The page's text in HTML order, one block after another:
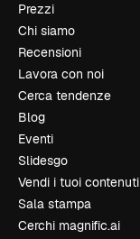
Prezzi
Chi siamo
Recensioni
Lavora con noi
Cerca tendenze
Blog
Eventi
Slidesgo
Vendi i tuoi contenuti
Sala stampa
Cerchi magnific.ai